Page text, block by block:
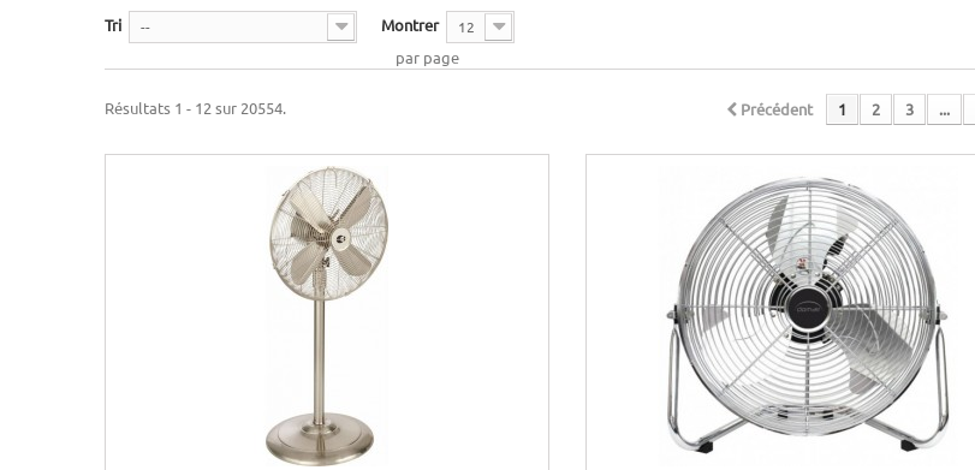
Tri -- Montrer 12
par page
Précédent 1 2 3 ...
Résultats 1 - 12 sur 20554.